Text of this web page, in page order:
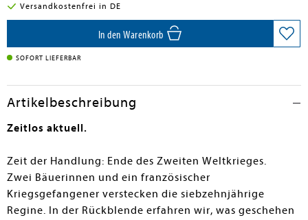
Versandkostenfrei in DE
In den Warenkorb
SOFORT LIEFERBAR
Artikelbeschreibung
Zeitlos aktuell.
Zeit der Handlung: Ende des Zweiten Weltkrieges.
Zwei Bäuerinnen und ein französischer
Kriegsgefangener verstecken die siebzehnjährige
Regine. In der Rückblende erfahren wir, was geschehen